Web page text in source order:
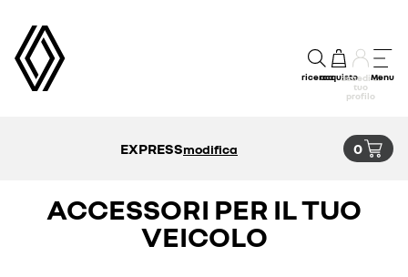
ricercaacquistoaccedi al
tuo
profilo
Menu
EXPRESSmodifica 0
ACCESSORI PER IL TUO
VEICOLO